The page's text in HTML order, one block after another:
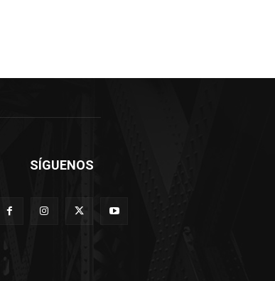
SÍGUENOS